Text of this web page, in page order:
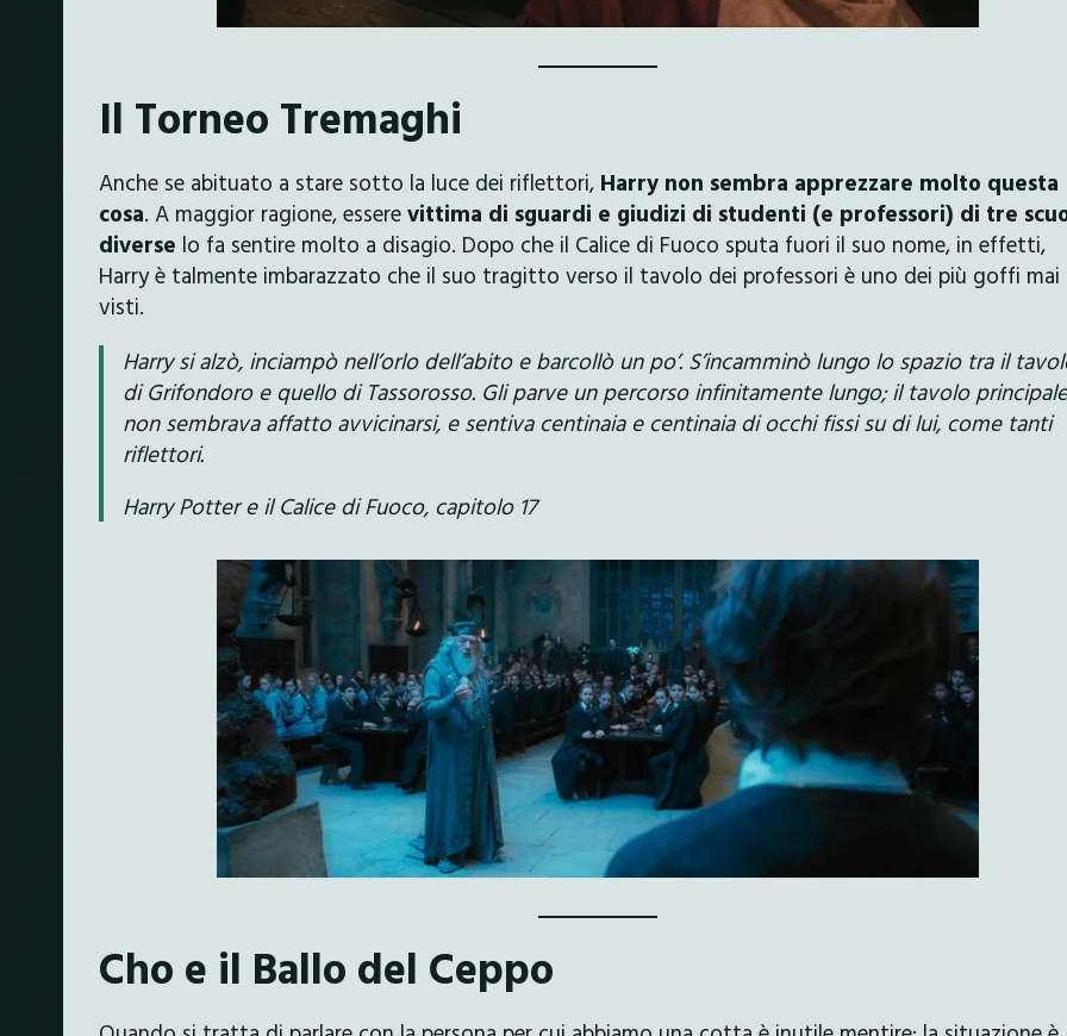
Il Torneo Tremaghi
Anche se abituato a stare sotto la luce dei riflettori, Harry non sembra apprezzare molto questa
cosa. A maggior ragione, esserevittima di sguardi e giudizi di studenti (e professori) di tre
diverse lo fa sentire molto a disagio. Dopo che il Calice di Fuoco sputa fuori il suo nome, in effetti,
Harry è talmente imbarazzato che il suo tragitto verso il tavolo dei professori è uno dei più goffi mai
visti.
Harry si alzò, inciampò nell’orlo dell’abito e barcollò un po’. S’incamminò lungo lo spazio tra il
di Grifondoro e quello di Tassorosso. Gli parve un percorso infinitamente lungo; il tavolo principale
non sembrava affatto avvicinarsi, e sentiva centinaia e centinaia di occhi fissi su di lui, come tanti
riflettori.
Harry Potter e il Calice di Fuoco, capitolo 17
Cho e il Ballo del Ceppo